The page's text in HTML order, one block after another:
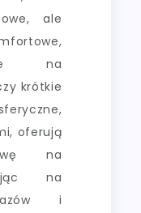
ale
na
krótkie
oferują
na
na
i